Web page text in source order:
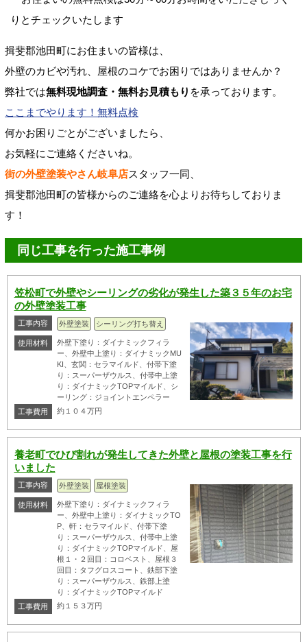
揖斐郡池田町にお住まいの皆様は、
外壁のカビや汚れ、屋根のコケでお困りではありませんか？
弊社では無料現地調査・無料お見積もり を承っております。
ここまでやります！無料点検
何かお困りごとがございましたら、
お気軽にご連絡くださいね。
街の外壁塗装やさん岐阜店スタッフ一同、
揖斐郡池田町の皆様からのご連絡を心よりお待ちしておりま
す！
同じ工事を行った施工事例
笠松町で外壁やシーリングの劣化が発生した築３５年のお宅
の外壁塗装工事
工事内容 外壁塗装 シーリング打ち替え
使用材料
外壁下塗り：ダイナミックフィラ
ー、外壁中上塗り：ダイナミックMU
KI、玄関：セラマイルド、付帯下塗
り：スーパーザウルス、付帯中上塗
り：ダイナミックTOPマイルド、シ
ーリング：ジョイントエンペラー
工事費用
約１０４万円
養老町でひび割れが発生してきた外壁と屋根の塗装工事を行
いました
工事内容 外壁塗装 屋根塗装
使用材料
外壁下塗り：ダイナミックフィラ
ー、外壁中上塗り：ダイナミックTO
P、軒：セラマイルド、付帯下塗
り：スーパーザウルス、付帯中上塗
り：ダイナミックTOPマイルド、屋
根１・２回目：コロベスト、屋根３
回目：タフグロスコート、鉄部下塗
り：スーパーザウルス、鉄部上塗
り：ダイナミックTOPマイルド
工事費用
約１５３万円